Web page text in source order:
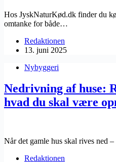
Hos ​JyskNaturKød.dk finder du
omtanke for både…
Redaktionen
13. juni 2025
Nybyggeri
Nedrivning af huse:
hvad du skal være
Når det gamle hus skal rives ned
Redaktionen